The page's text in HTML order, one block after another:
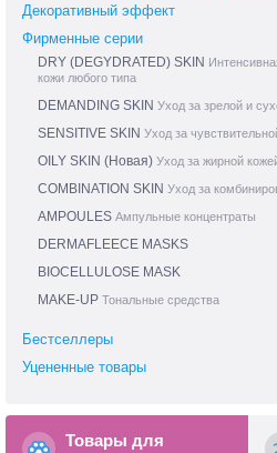
Декоративный эффект
Фирменные серии
DRY (DEGYDRATED) SKIN
кожи любого типа
DEMANDING SKIN Уход за зрелой и
SENSITIVE SKIN Уход за
OILY SKIN (Новая) Уход за жирной
COMBINATION SKIN Уход за
AMPOULES Ампульные концентраты
DERMAFLEECE MASKS
BIOCELLULOSE MASK
MAKE-UP Тональные средства
Бестселлеры
Уцененные товары
Товары для